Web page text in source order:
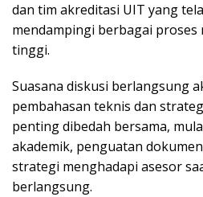
dan tim akreditasi UIT yang
mendampingi berbagai
tinggi.
Suasana diskusi berlangsung
pembahasan teknis dan
penting dibedah bersama,
akademik, penguatan
strategi menghadapi asesor
berlangsung.